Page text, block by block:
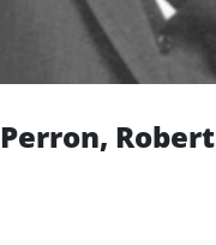
Perron, Robert